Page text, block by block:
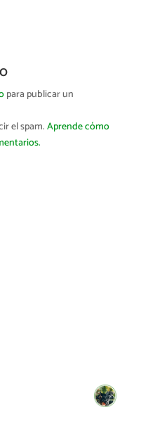
para publicar un
el spam.Aprende cómo